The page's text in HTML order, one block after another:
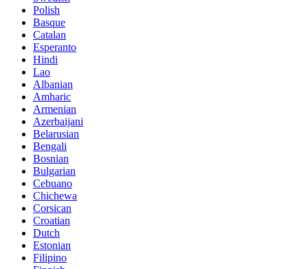
Polish
Basque
Catalan
Esperanto
Hindi
Lao
Albanian
Amharic
Armenian
Azerbaijani
Belarusian
Bengali
Bosnian
Bulgarian
Cebuano
Chichewa
Corsican
Croatian
Dutch
Estonian
Filipino